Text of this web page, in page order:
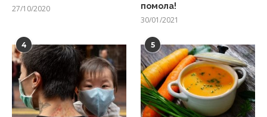
27/10/2020
помола!
30/01/2021
4 5